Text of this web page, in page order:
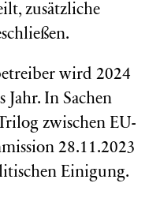
zusätzliche
wird 2024
Jahr. In Sachen
zwischen EU-
28.11.2023
Einigung.